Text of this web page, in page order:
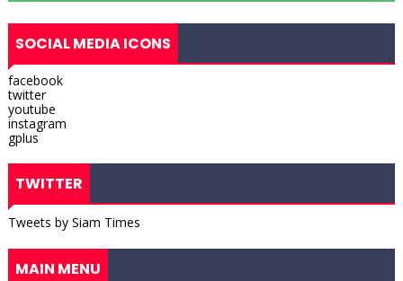
SOCIAL MEDIA ICONS
facebook
twitter
youtube
instagram
gplus
TWITTER
Tweets by Siam Times
MAIN MENU